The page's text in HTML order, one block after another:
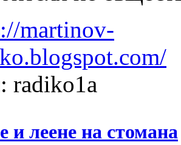
radiko1a
и леене на стомана